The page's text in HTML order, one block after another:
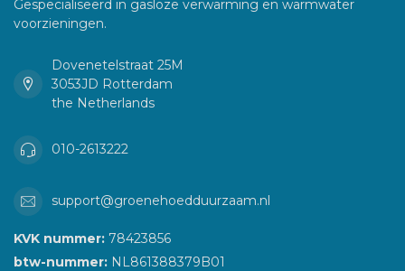
Gespecialiseerd in gasloze verwarming en warmwater
voorzieningen.
Dovenetelstraat 25M
3053JD Rotterdam
the Netherlands
010-2613222
support@groenehoedduurzaam.nl
KVK nummer: 78423856
btw-nummer: NL861388379B01